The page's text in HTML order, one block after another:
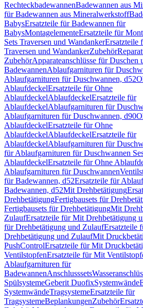
RechteckbadewannenBadewannen aus
für Badewannen aus Mineralwerkstoff
BabysErsatzteile für Badewannen für
BabysMontagelementeErsatzteile für
Sets Traversen und WandankerErsatzteile
Traversen und WandankerZubehör
ZubehörApparateanschlüsse für Duschen
BadewannenAblaufgarnituren für
Ablaufgarnituren für Duschwannen, d52
AblaufdeckelErsatzteile für Ohne
AblaufdeckelAblaufdeckelErsatzteile für
AblaufdeckelAblaufgarnituren für
Ablaufgarnituren für Duschwannen, d90
AblaufdeckelErsatzteile für Ohne
AblaufdeckelAblaufdeckelErsatzteile für
AblaufdeckelAblaufgarnituren für
für Ablaufgarnituren für Duschwannen
AblaufdeckelErsatzteile für Ohne
Ablaufgarnituren für Duschwannen
für Badewannen, d52Ersatzteile für
Badewannen, d52Mit Drehbetätigung
DrehbetätigungFertigbausets für
Fertigbausets für DrehbetätigungMit
ZulaufErsatzteile für Mit Drehbetätigung
für Drehbetätigung und ZulaufErsatzteile
Drehbetätigung und ZulaufMit
PushControlErsatzteile für Mit
VentilstopfenErsatzteile für Mit
Ablaufgarnituren für
BadewannenAnschlusssets
SpülsystemeGeberit DuofixSystemwände
SystemwändeTragsystemeErsatzteile für
TragsystemeBeplankungenZubehör